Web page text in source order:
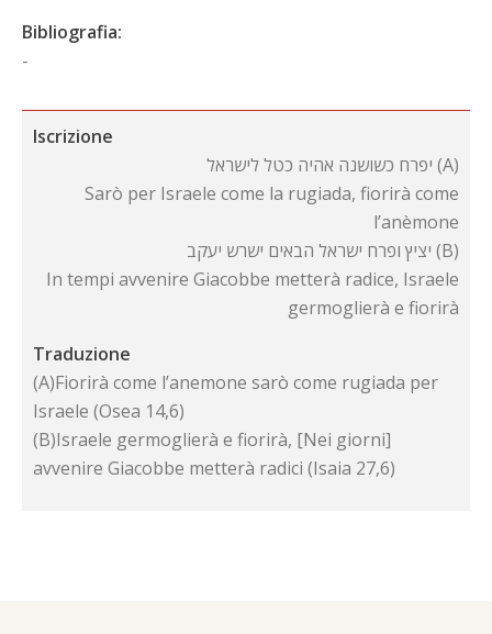
Bibliografia:
-
Iscrizione
יפרח כשושנה אהיה כטל לישראל (A)
Sarò per Israele come la rugiada, fiorirà come
l’anèmone
יציץ ופרח ישראל הבאים ישרש יעקב (B)
In tempi avvenire Giacobbe metterà radice, Israele
germoglierà e fiorirà
Traduzione
(A)Fiorirà come l’anemone sarò come rugiada per
Israele (Osea 14,6)
(B)Israele germoglierà e fiorirà, [Nei giorni]
avvenire Giacobbe metterà radici (Isaia 27,6)